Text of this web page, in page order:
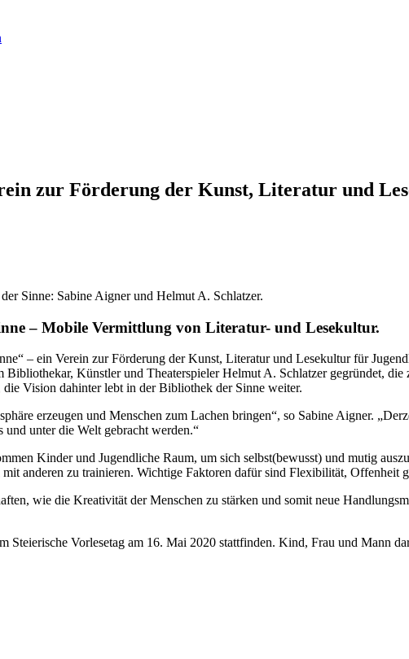
zur Förderung der Kunst, Literatur und
Sinne: Sabine Aigner und Helmut A. Schlatzer.
– Mobile Vermittlung von Literatur- und Lesekultur.
– ein Verein zur Förderung der Kunst, Literatur und Lesekultur für
Künstler und Theaterspieler Helmut A. Schlatzer gegründet,
die Vision dahinter lebt in der Bibliothek der Sinne weiter.
erzeugen und Menschen zum Lachen bringen“, so Sabine Aigner.
unter die Welt gebracht werden.“
Kinder und Jugendliche Raum, um sich selbst(bewusst) und mutig
anderen zu trainieren. Wichtige Faktoren dafür sind Flexibilität, Offenheit
wie die Kreativität der Menschen zu stärken und somit neue
Steierische Vorlesetag am 16. Mai 2020 stattfinden. Kind, Frau und Mann